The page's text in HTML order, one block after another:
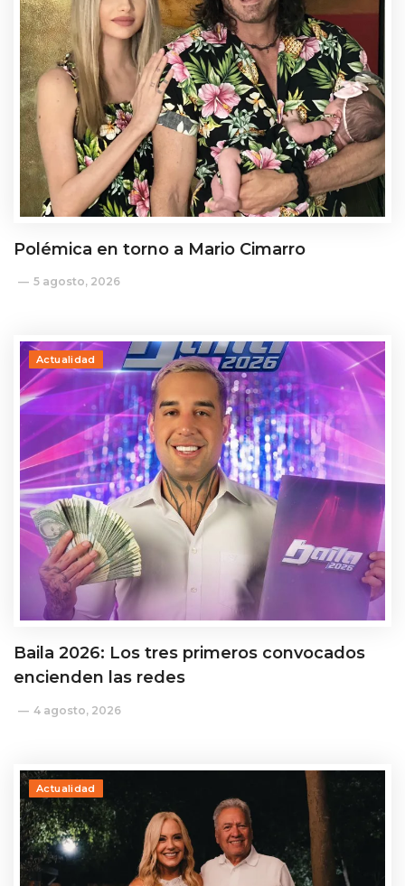
Polémica en torno a Mario Cimarro
5 agosto, 2026
Actualidad
Baila 2026: Los tres primeros convocados
encienden las redes
4 agosto, 2026
Actualidad